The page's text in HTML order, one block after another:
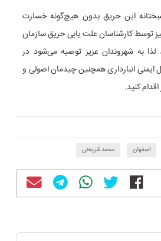
این حریق بدون هیچ‌گونه خسارت
توسط کارشناسان علت یابی حریق سازمان
به شهروندان عزیز توصیه می‌شود در
ایمنی انبارداری همچنین چیدمان اصولی و
کنید.
اصفهان محمد شریعتی